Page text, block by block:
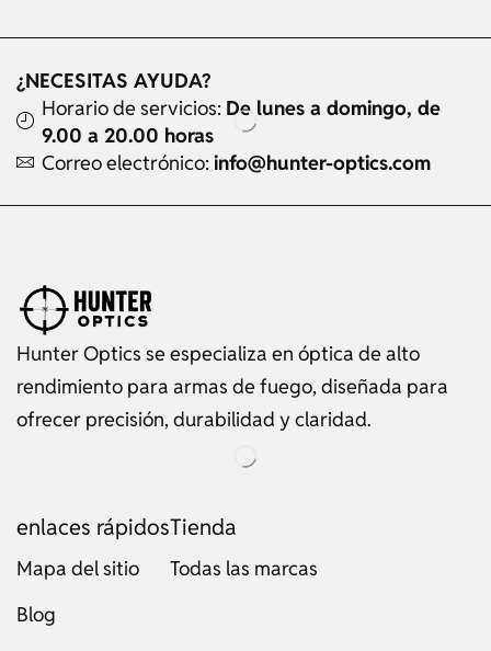
¿NECESITAS AYUDA?
Horario de servicios: De lunes a domingo, de
9.00 a 20.00 horas
Correo electrónico: info@hunter-optics.com
Hunter Optics se especializa en óptica de alto
rendimiento para armas de fuego, diseñada para
ofrecer precisión, durabilidad y claridad.
enlaces rápidos
Mapa del sitio
Blog
Tienda
Todas las marcas